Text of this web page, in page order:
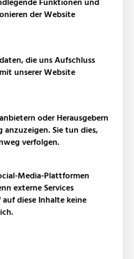
der Website
die uns Aufschluss
unserer Website
oder Herausgebern
Sie tun dies,
verfolgen.
Media-Plattformen
externe Services
diese Inhalte keine